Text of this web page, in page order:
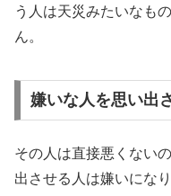
う人は天災みたいなも
ん。
嫌いな人を思い出
その人は直接悪くない
出させる人は嫌いになり